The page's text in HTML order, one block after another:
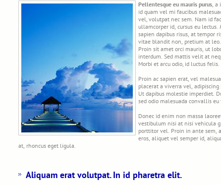
Pellentesque eu mauris purus, a
id quam vel mi faucibus
vel, volutpat nec sem. Nam id
ullamcorper id, cursus eu lectus.
sapien dapibus risus, at tempor
vitae blandit non, pretium at
Proin sit amet orci mauris, ut
interdum. Sed mattis velit at
Morbi et arcu odio, id luctus felis.
Proin ac sapien erat, vel
placerat a viverra vel,
Ut dapibus molestie imperdiet.
sed odio malesuada convallis
Donec id enim non massa
vestibulum nisi at nisi vehicula
porttitor vel. Proin in ante sem,
eros, aliquet vel semper id,
at, rhoncus eget ligula.
Aliquam erat volutpat. In id pharetra elit.